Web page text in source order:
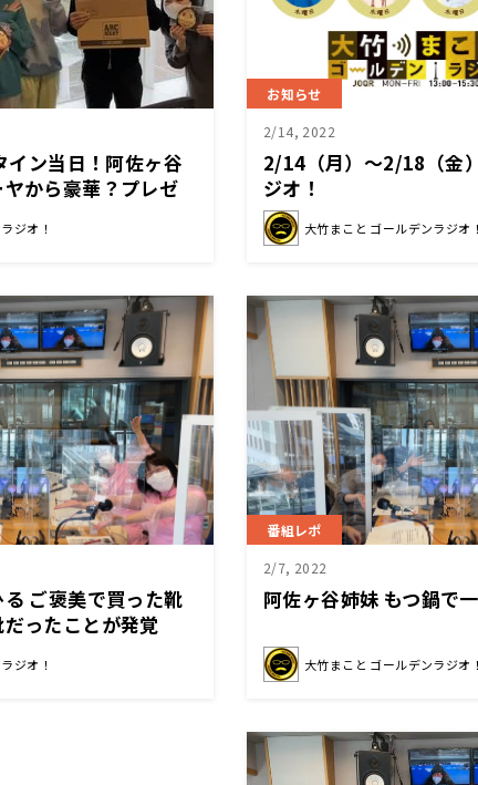
ン当日！阿佐ヶ谷
から豪華？プレゼ
ジオ！
お知らせ
2/14, 2022
2/14（月）～2/18（金
ジオ！
大竹まこと ゴールデンラジオ
ご褒美で買った靴
ったことが発覚
ジオ！
番組レポ
2/7, 2022
阿佐ヶ谷姉妹 もつ鍋で
大竹まこと ゴールデンラジオ